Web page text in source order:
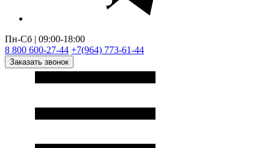
Пн-Сб | 09:00-18:00
8 800 600-27-44 +7(964) 773-61-44
Заказать звонок